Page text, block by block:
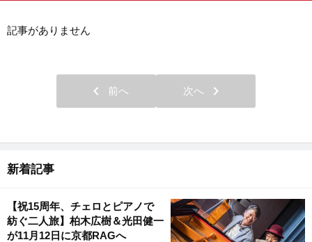
記事がありません
chevron_left 前へ 次へ chevron_right
新着記事
【祝15周年、チェロとピアノで
紡ぐ二人旅】柏木広樹＆光田健一
が11月12日に京都RAGへ